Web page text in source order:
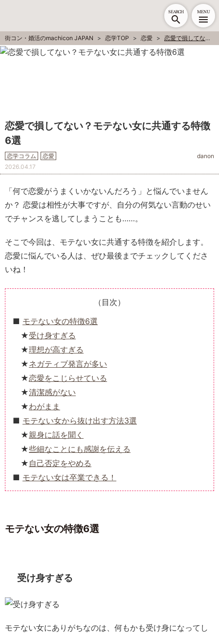
SEARCH MENU
街コン・婚活のmachicon JAPAN 恋学TOP 恋愛 恋愛で損してない？モテない女に共通する特徴6選
恋愛で損してない？モテない女に共通する特徴
6選
恋学コラム 恋愛
danon
2026.04.17
「何で恋愛がうまくいかないんだろう」と悩んでいません
か？ 恋愛は相性が大事ですが、自分の何気ない言動のせい
でチャンスを逃してしまうことも……。
そこで今回は、モテない女に共通する特徴を紹介します。
恋愛に悩んでいる人は、ぜひ最後までチェックしてくださ
いね！
（目次）
モテない女の特徴6選
受け身すぎる
理想が高すぎる
ネガティブ発言が多い
恋愛をこじらせている
清潔感がない
わがまま
モテない女から抜け出す方法3選
親身に話を聞く
些細なことにも感謝を伝える
自己否定をやめる
モテない女は卒業できる！
モテない女の特徴6選
受け身すぎる
モテない女にありがちなのは、何もかも受け身になってし